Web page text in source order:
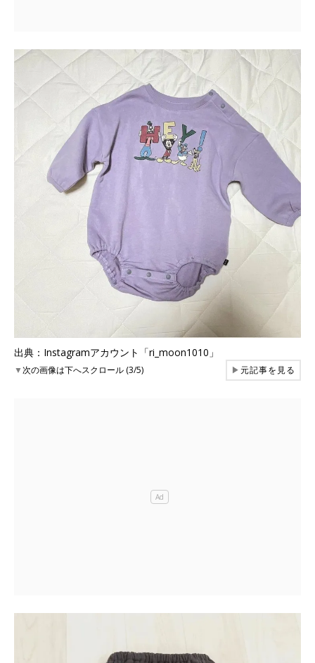
出典：Instagramアカウント「ri_moon1010」
▼次の画像は下へスクロール (3/5) ▶元記事を見る